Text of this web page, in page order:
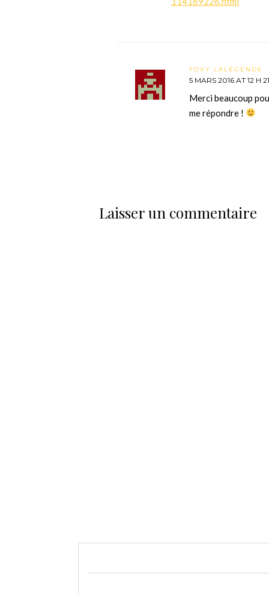
FOXY LALÉGENDE
5 MARS 2016 AT 12 H
Merci beaucoup
me répondre !
Laisser un commentaire